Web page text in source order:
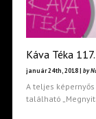
Káva Téka
január 24th, 2018 | by
A teljes
található